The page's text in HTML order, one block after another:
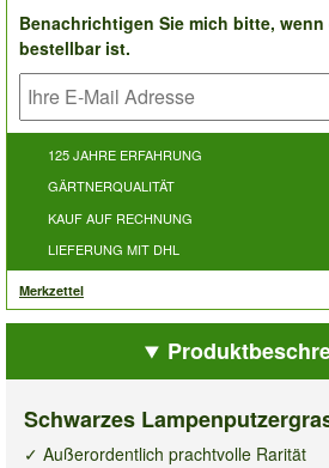
Benachrichtigen Sie mich bitte,
bestellbar ist.
125 JAHRE ERFAHRUNG
GÄRTNERQUALITÄT
KAUF AUF RECHNUNG
LIEFERUNG MIT DHL
Merkzettel
Schwarzes
✓ Außerordentlich prachtvolle Rarität